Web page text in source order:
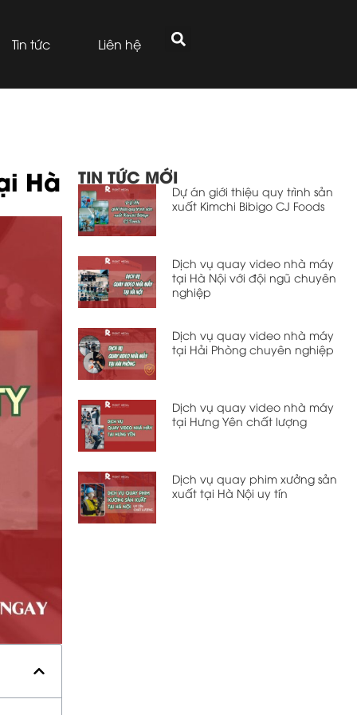
Tin tức Liên hệ
Hà TIN TỨC MỚI
Dự án giới thiệu quy trình sản
xuất Kimchi Bibigo CJ Foods
Dịch vụ quay video nhà máy
tại Hà Nội với đội ngũ chuyên
nghiệp
Dịch vụ quay video nhà máy
tại Hải Phòng chuyên nghiệp
Dịch vụ quay video nhà máy
tại Hưng Yên chất lượng
Dịch vụ quay phim xưởng sản
xuất tại Hà Nội uy tín